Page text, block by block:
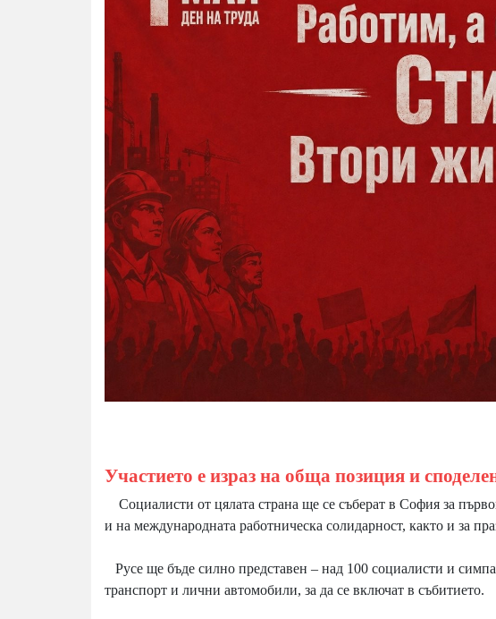
Участието е израз на обща позиция и
Социалисти от цялата страна ще се съберат в София за
и на международната работническа солидарност, както и за
Русе ще бъде силно представен – над 100 социалисти и
транспорт и лични автомобили, за да се включат в събитието.